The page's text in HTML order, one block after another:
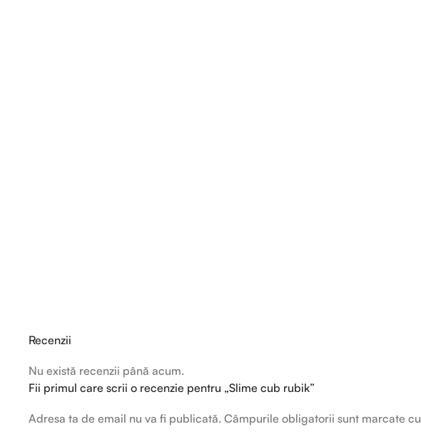
Recenzii
Nu există recenzii până acum.
Fii primul care scrii o recenzie pentru „Slime cub rubik”
Adresa ta de email nu va fi publicată. Câmpurile obligatorii sunt marcate cu